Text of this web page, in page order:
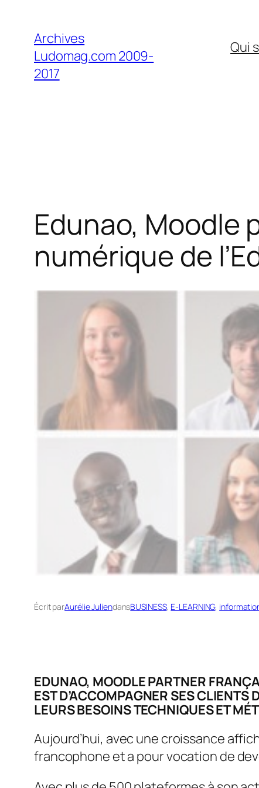
contenu
Archives
Ludomag.com 2009-
2017
Qui
Edunao, Moodle
numérique de
Écrit parAurélie JuliendansBUSINESS, E-LEARNING,
EDUNAO, MOODLE PARTNER
EST D’ACCOMPAGNER SES
LEURS BESOINS TECHNIQUES ET MÉ
Aujourd’hui, avec une croissance
francophone et a pour vocation de